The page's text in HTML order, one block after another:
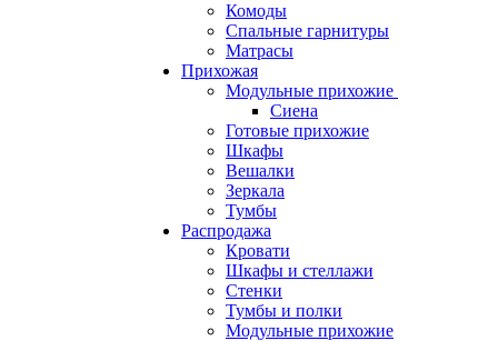
Комоды
Спальные гарнитуры
Матрасы
Прихожая
Модульные прихожие
Сиена
Готовые прихожие
Шкафы
Вешалки
Зеркала
Тумбы
Распродажа
Кровати
Шкафы и стеллажи
Стенки
Тумбы и полки
Модульные прихожие